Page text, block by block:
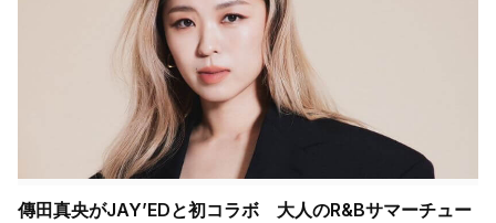
傳田真央がJAY’EDと初コラボ 大人のR&Bサマーチュー